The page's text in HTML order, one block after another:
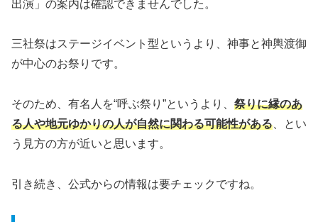
出演」の案内は確認できませんでした。
三社祭はステージイベント型というより、神事と神輿渡御
が中心のお祭りです。
そのため、有名人を“呼ぶ祭り”というより、 祭りに縁のあ
る人や地元ゆかりの人が自然に関わる可能性がある 、とい
う見方の方が近いと思います。
引き続き、公式からの情報は要チェックですね。